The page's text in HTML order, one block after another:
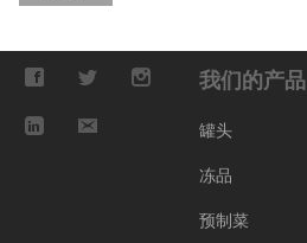
我们的产品
罐头
冻品
预制菜